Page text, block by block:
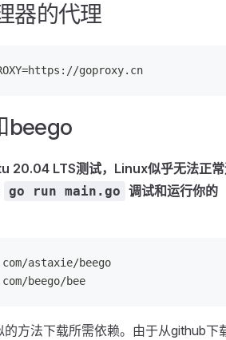
器的代理
goproxy.cn
beego
20.04 LTS测试，Linux似乎无法正
go run main.go 调试和运行你的
astaxie/beego
beego/bee
方法下载所需依赖。由于从github下